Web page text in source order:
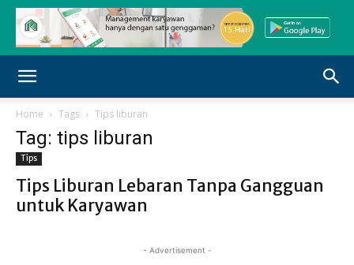
Home Tags Tips liburan
Tag: tips liburan
Tips
Tips Liburan Lebaran Tanpa Gangguan
untuk Karyawan
- Advertisement -